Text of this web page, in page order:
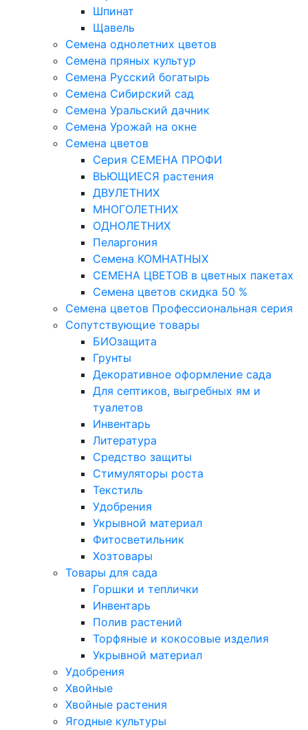
Шпинат
Щавель
Семена однолетних цветов
Семена пряных культур
Семена Русский богатырь
Семена Сибирский сад
Семена Уральский дачник
Семена Урожай на окне
Семена цветов
Cерия CЕМЕНА ПРОФИ
ВЬЮЩИЕСЯ растения
ДВУЛЕТНИХ
МНОГОЛЕТНИХ
ОДНОЛЕТНИХ
Пеларгония
Семена КОМНАТНЫХ
СЕМЕНА ЦВЕТОВ в цветных пакетах
Семена цветов скидка 50 %
Семена цветов Профессиональная серия
Сопутствующие товары
БИОзащита
Грунты
Декоративное оформление сада
Для септиков, выгребных ям и
туалетов
Инвентарь
Литература
Средство защиты
Стимуляторы роста
Текстиль
Удобрения
Укрывной материал
Фитосветильник
Хозтовары
Товары для сада
Горшки и теплички
Инвентарь
Полив растений
Торфяные и кокосовые изделия
Укрывной материал
Удобрения
Хвойные
Хвойные растения
Ягодные культуры